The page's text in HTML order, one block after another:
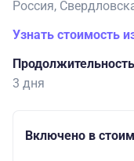
Россия,
Узнать стоимость
Продолжительность
3 дня
Включено в